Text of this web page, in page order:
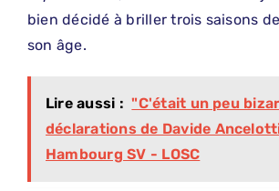
bien décidé à briller trois saisons
son âge.
Lire aussi : "C'était un peu
déclarations de Davide
Hambourg SV - LOSC